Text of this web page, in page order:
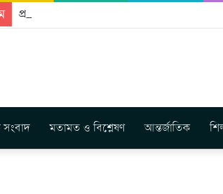
প্রকাশিত হতে যাচ্ছে দি রাবুগার নতুন গান
মতামত ও বিশ্লেষণ আন্তর্জাতিক